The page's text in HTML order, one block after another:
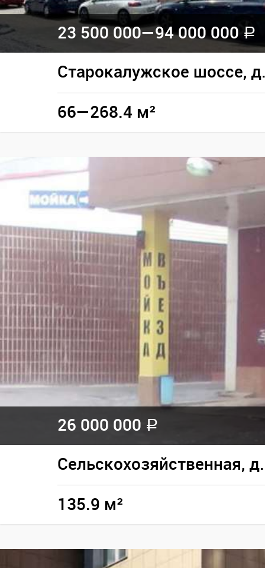
23 500 000—94 000 000 a
Старокалужское шоссе,
66—268.4 м²
26 000 000 a
Сельскохозяйственная,
135.9 м²